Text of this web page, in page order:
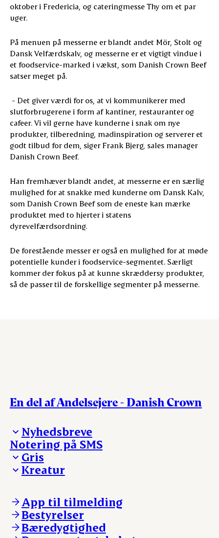
oktober i Fredericia, og cateringmesse Thy om et par
uger.
På menuen på messerne er blandt andet Mör, Stolt og
Dansk Velfærdskalv, og messerne er et vigtigt vindue i
et foodservice-marked i vækst, som Danish Crown Beef
satser meget på.
- Det giver værdi for os, at vi kommunikerer med
slutforbrugerene i form af kantiner, restauranter og
cafeer. Vi vil gerne have kunderne i snak om nye
produkter, tilberedning, madinspiration og serverer et
godt tilbud for dem, siger Frank Bjerg, sales manager
Danish Crown Beef.
Han fremhæver blandt andet, at messerne er en særlig
mulighed for at snakke med kunderne om Dansk Kalv,
som Danish Crown Beef som de eneste kan mærke
produktet med to hjerter i statens
dyrevelfærdsordning.
De forestående messer er også en mulighed for at møde
potentielle kunder i foodservice-segmentet. Særligt
kommer der fokus på at kunne skræddersy produkter,
så de passer til de forskellige segmenter på messerne.
En del af Andelsejere - Danish Crown
Nyhedsbreve
Madinspiration - nyhedsbrev
Notering på SMS
Gris
Ejerinformation
Nyheder
Login
Kreatur
Kontakt os
Notering
Nyheder
Login
App til tilmelding
Bestyrelser
Bæredygtighed